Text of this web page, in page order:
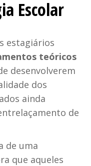
Escolar
estagiários
teóricos
desenvolverem
dos
ainda
de
de uma
que aqueles